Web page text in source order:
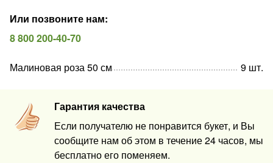
Или позвоните нам:
8 800 200-40-70
Гарантия качества
Если получателю не понравится букет, и Вы
сообщите нам об этом в течение 24 часов, мы
бесплатно его поменяем.
Малиновая роза 50 см 9 шт.